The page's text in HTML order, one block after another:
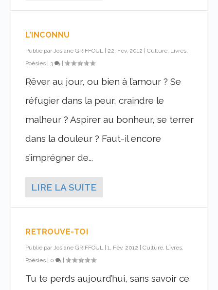
L’INCONNU
Publié parJosiane GRIFFOUL 22, Fév, 2012 |Culture, Livres,
Poésies
3 |
Rêver au jour, ou bien à l’amour ? Se
réfugier dans la peur, craindre le
malheur ? Aspirer au bonheur, se terrer
dans la douleur ? Faut-il encore
s’imprégner de...
LIRE LA SUITE
RETROUVE-TOI
Publié parJosiane GRIFFOUL |1, Fév, 2012 |Culture, Livres,
Poésies
0 |
Tu te perds aujourd’hui, sans savoir ce